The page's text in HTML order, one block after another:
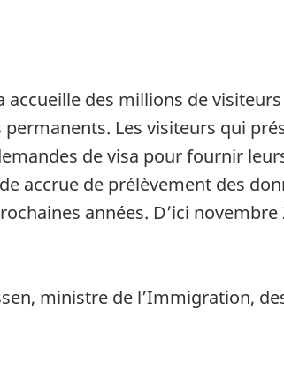
accueille des millions de
Les visiteurs qui
de visa pour fournir
accrue de prélèvement des
années. D’ici
ministre de l’Immigration,